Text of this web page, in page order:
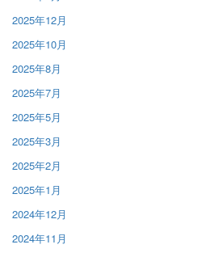
2025年12月
2025年10月
2025年8月
2025年7月
2025年5月
2025年3月
2025年2月
2025年1月
2024年12月
2024年11月